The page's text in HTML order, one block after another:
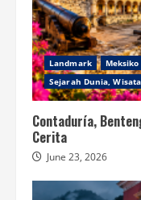
Landmark Meksiko
Sejarah Dunia,
Contaduría,
Cerita
June 23, 2026